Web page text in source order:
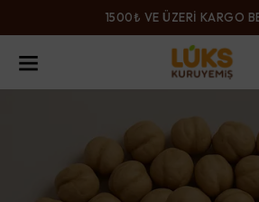
1500₺ VE ÜZERİ KARGO